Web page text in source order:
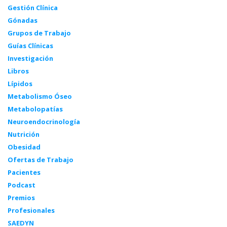
Gestión Clínica
Gónadas
Grupos de Trabajo
Guías Clínicas
Investigación
Libros
Lípidos
Metabolismo Óseo
Metabolopatías
Neuroendocrinología
Nutrición
Obesidad
Ofertas de Trabajo
Pacientes
Podcast
Premios
Profesionales
SAEDYN